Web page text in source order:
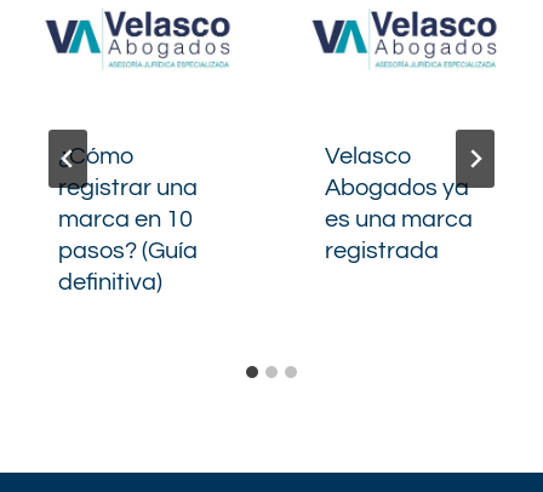
¿Cómo
registrar una
marca en 10
pasos? (Guía
definitiva)
Velasco
Abogados ya
es una marca
registrada